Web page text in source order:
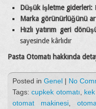
Düşük işletme giderleri:
Marka görünürlüğünü
Hızlı yatırım geri
sayesinde kârlıdır
Pasta Otomatı hakkında
Posted in Genel | No
Tags:cupkek otomatı
otomat makinesi,